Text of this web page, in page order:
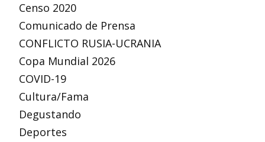
Censo 2020
Comunicado de Prensa
CONFLICTO RUSIA-UCRANIA
Copa Mundial 2026
COVID-19
Cultura/Fama
Degustando
Deportes